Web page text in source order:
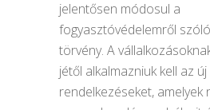
jelentősen módosul a
fogyasztóvédelemről
törvény. A
jétől alkalmazniuk kell az új
rendelkezéseket, amelyek